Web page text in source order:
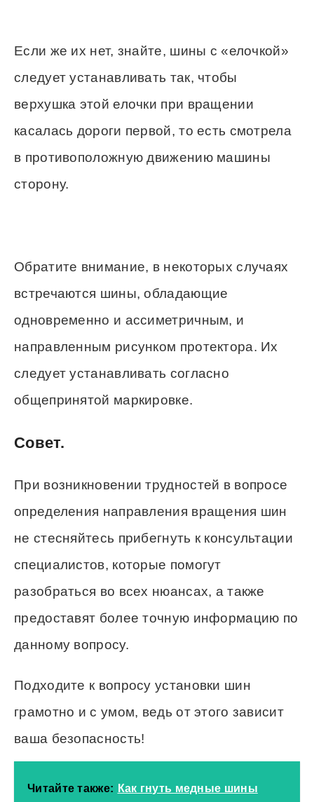
Если же их нет, знайте, шины с «елочкой»
следует устанавливать так, чтобы
верхушка этой елочки при вращении
касалась дороги первой, то есть смотрела
в противоположную движению машины
сторону.
Обратите внимание, в некоторых случаях
встречаются шины, обладающие
одновременно и ассиметричным, и
направленным рисунком протектора. Их
следует устанавливать согласно
общепринятой маркировке.
Совет.
При возникновении трудностей в вопросе
определения направления вращения шин
не стесняйтесь прибегнуть к консультации
специалистов, которые помогут
разобраться во всех нюансах, а также
предоставят более точную информацию по
данному вопросу.
Подходите к вопросу установки шин
грамотно и с умом, ведь от этого зависит
ваша безопасность!
Читайте также: Как гнуть медные шины